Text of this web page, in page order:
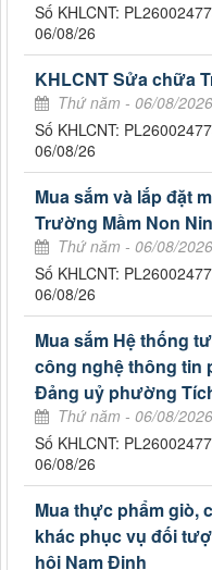
Số KHLCNT:
06/08/26
KHLCNT Sửa chữa
Thứ năm - 06/08/
Số KHLCNT:
06/08/26
Mua sắm và lắp đặt
Trường Mầm Non
Thứ năm - 06/08/
Số KHLCNT:
06/08/26
Mua sắm Hệ thống
công nghệ thông tin
Đảng uỷ phường
Thứ năm - 06/08/
Số KHLCNT:
06/08/26
Mua thực phẩm giò,
khác phục vụ đối
hội Nam Định